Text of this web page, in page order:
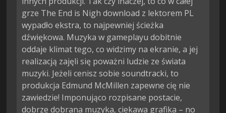
grze The End is Nigh download z lektorem PL
wypadło ekstra, to najpewniej ścieżka
dźwiękowa. Muzyka w gameplayu dobitnie
oddaje klimat tego, co widzimy na ekranie, a jej
realizacją zajęli się poważni ludzie ze świata
muzyki. Jeżeli cenisz sobie soundtracki, to
produkcja Edmund McMillen zapewne cię nie
zawiedzie! Imponująco rozpisane postacie,
dobrze dobrana muzyka, ciekawa grafika – no